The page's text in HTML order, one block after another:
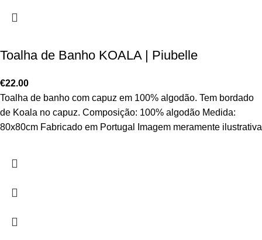
Toalha de Banho KOALA | Piubelle
€22.00
Toalha de banho com capuz em 100% algodão. Tem bordado
de Koala no capuz. Composição: 100% algodão Medida:
80x80cm Fabricado em Portugal Imagem meramente ilustrativa